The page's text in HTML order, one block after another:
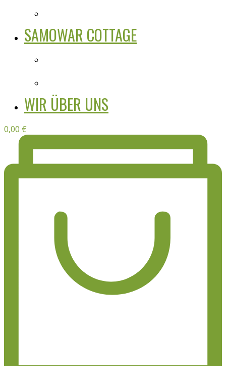
SAMOWAR COTTAGE
WIR ÜBER UNS
0,00 €